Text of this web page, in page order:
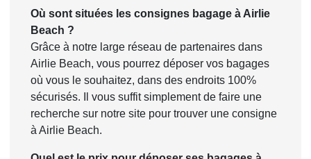
Où sont situées les consignes bagage à Airlie
Beach ?
Grâce à notre large réseau de partenaires dans
Airlie Beach, vous pourrez déposer vos bagages
où vous le souhaitez, dans des endroits 100%
sécurisés. Il vous suffit simplement de faire une
recherche sur notre site pour trouver une consigne
à Airlie Beach.